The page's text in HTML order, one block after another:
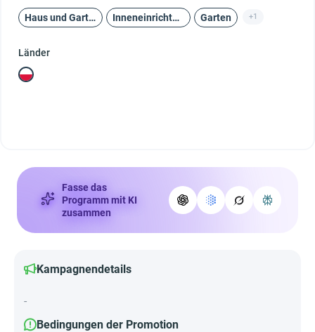
Haus und Garten Inneneinrichtung Garten +1
Länder
Fasse das
Programm mit KI
zusammen
Kampagnendetails
-
Bedingungen der Promotion